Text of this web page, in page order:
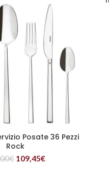
TUTTO
Posate 36 Pezzi
Rock
€ 109,45€